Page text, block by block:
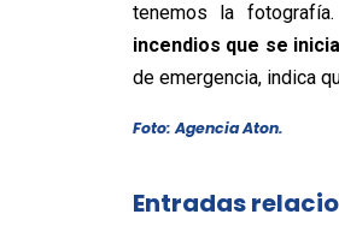
tenemos la fotografía.
incendios que se
de emergencia, indica
Foto: Agencia Aton.
Entradas